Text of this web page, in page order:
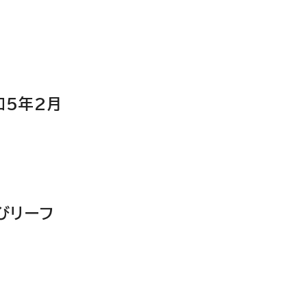
5年2月
リーフ